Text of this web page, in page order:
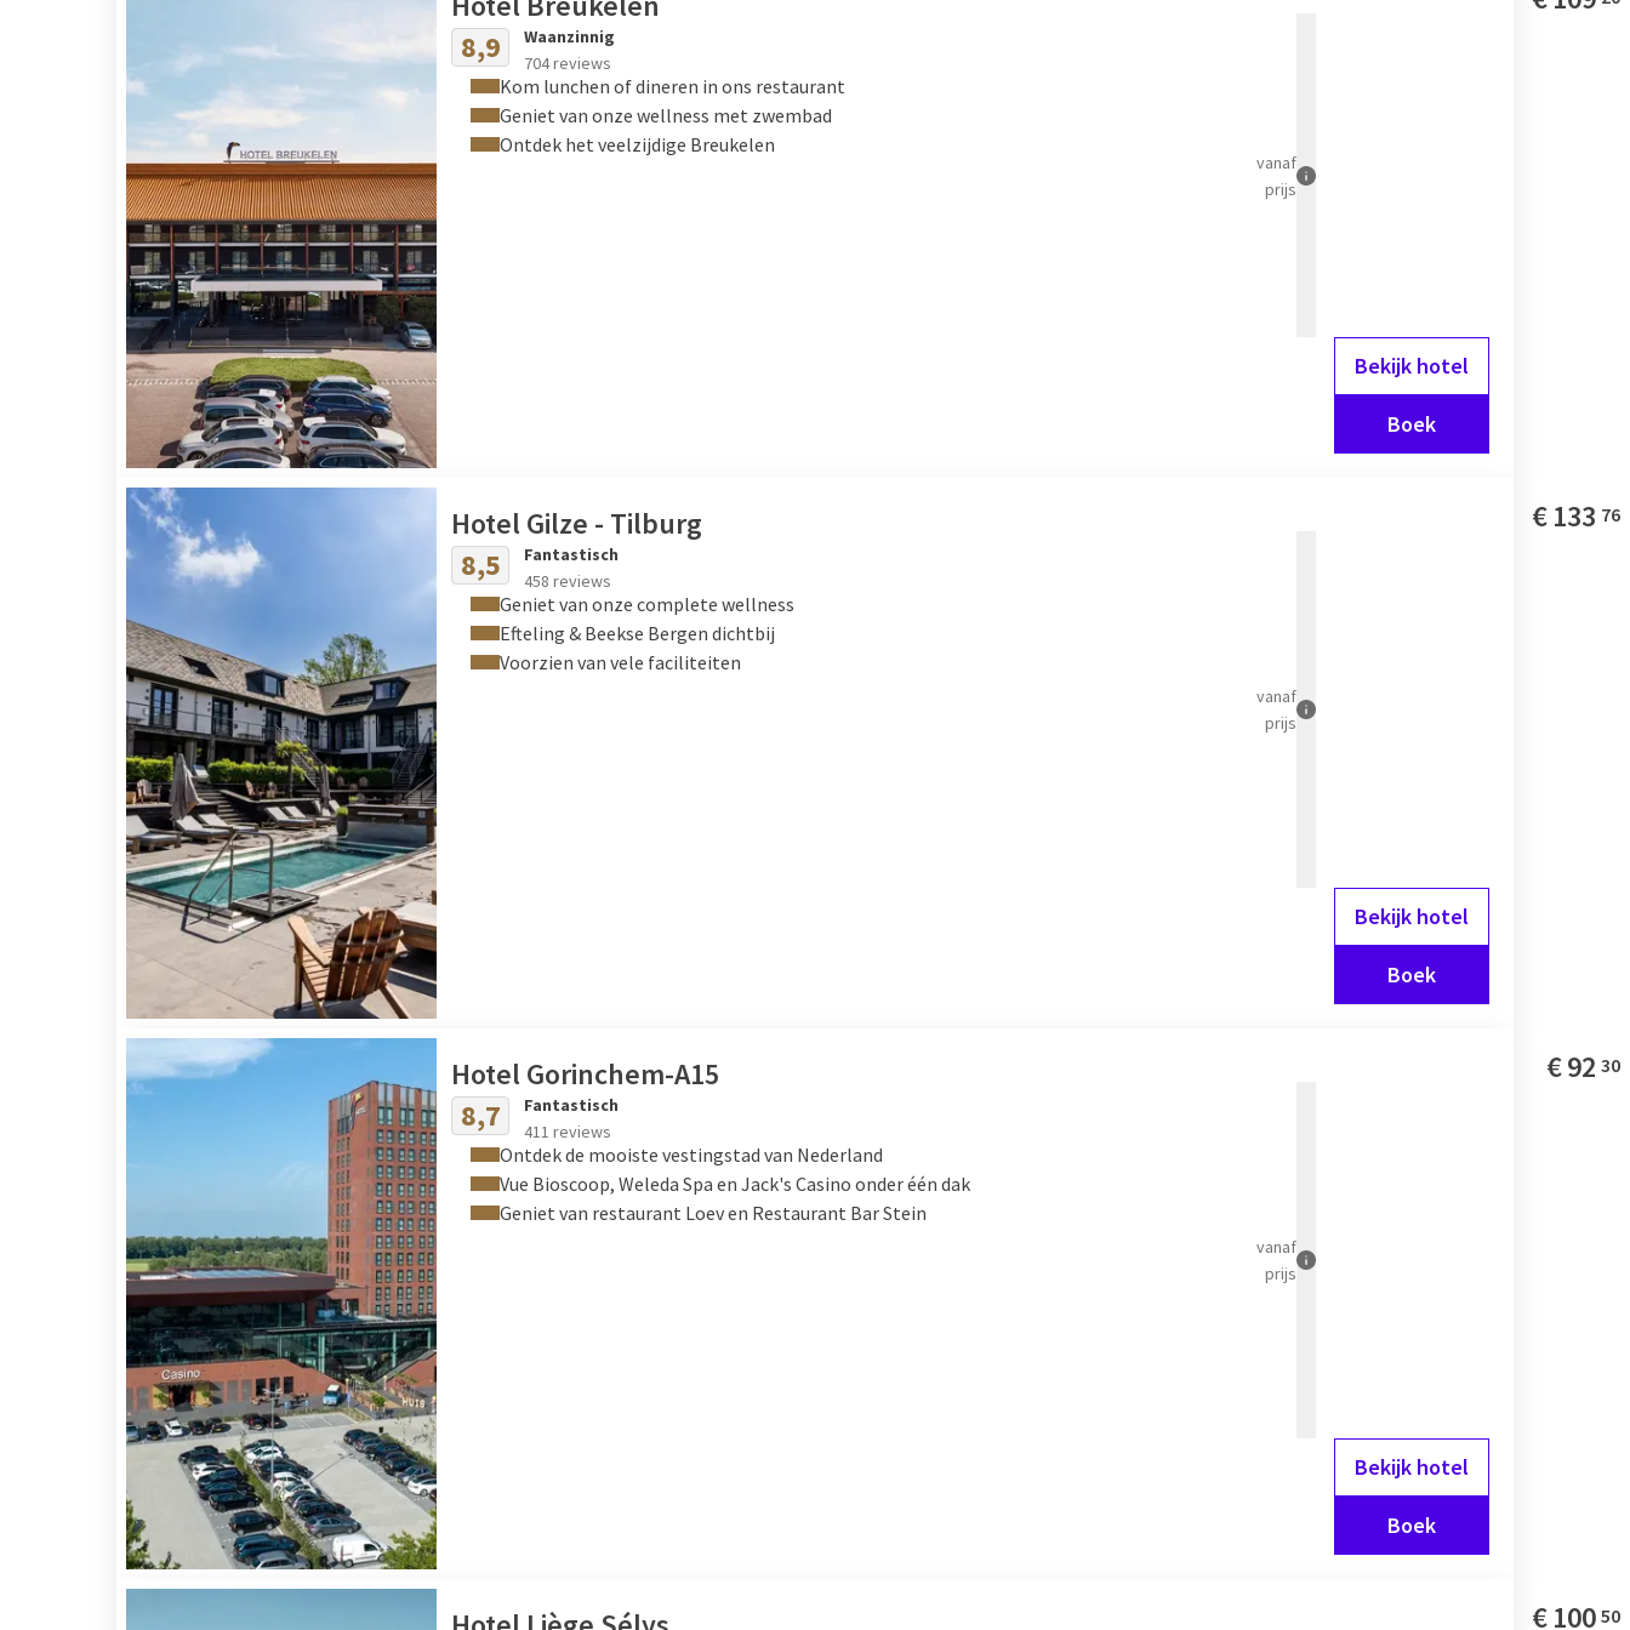
8,9
Waanzinnig
704 reviews
Kom lunchen of dineren in ons restaurant
Geniet van onze wellness met zwembad
Ontdek het veelzijdige Breukelen
vanaf
prijs
Bekijk hotel
Boek
Hotel Gilze - Tilburg
8,5
Fantastisch
458 reviews
Geniet van onze complete wellness
Efteling & Beekse Bergen dichtbij
Voorzien van vele faciliteiten
€133 76
vanaf
prijs
Bekijk hotel
Boek
Hotel Gorinchem-A15
8,7
Fantastisch
411 reviews
Ontdek de mooiste vestingstad van Nederland
Vue Bioscoop, Weleda Spa en Jack's Casino onder één dak
Geniet van restaurant Loev en Restaurant Bar Stein
€92 30
vanaf
prijs
Bekijk hotel
Boek
€100 50